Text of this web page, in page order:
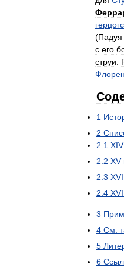
(Падуя
с его
струи
1
2
2 1 XIV
2 2 XV
2 3 XVI
2 4
3
4 См
5
6